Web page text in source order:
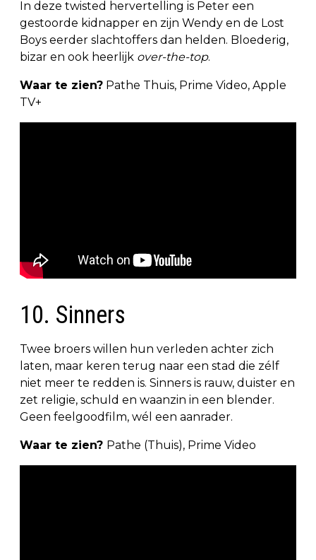
In deze twisted hervertelling is Peter een
gestoorde kidnapper en zijn Wendy en de Lost
Boys eerder slachtoffers dan helden. Bloederig,
bizar en ook heerlijk over-the-top.
Waar te zien? Pathe Thuis, Prime Video, Apple
TV+
10. Sinners
Twee broers willen hun verleden achter zich
laten, maar keren terug naar een stad die zélf
niet meer te redden is. Sinners is rauw, duister en
zet religie, schuld en waanzin in een blender.
Geen feelgoodfilm, wél een aanrader.
Waar te zien? Pathe (Thuis), Prime Video